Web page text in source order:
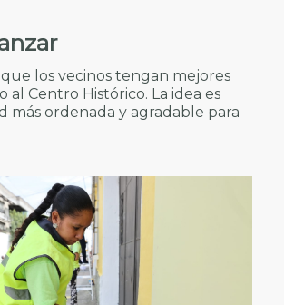
los vecinos tengan mejores
Centro Histórico. La idea es
ordenada y agradable para